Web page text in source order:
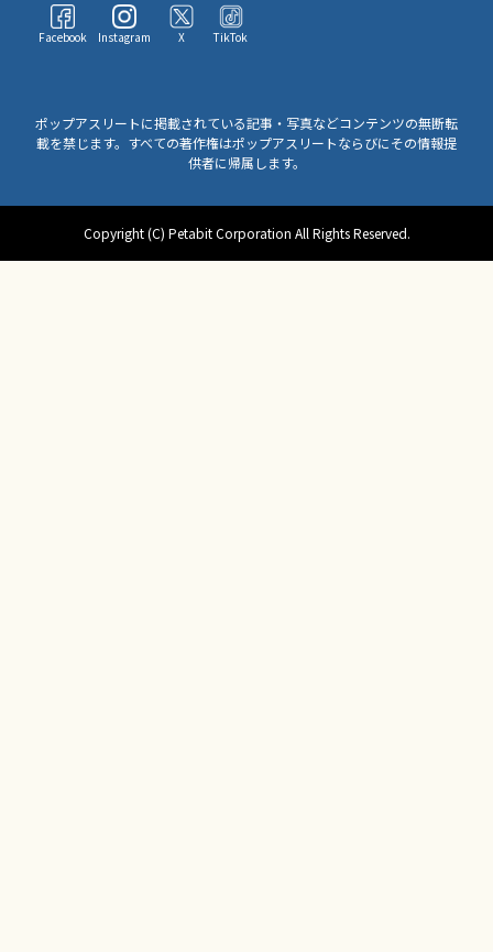
Facebook Instagram X TikTok
ポップアスリートに掲載されている記事・写真などコンテンツの無断転
載を禁じます。すべての著作権はポップアスリートならびにその情報提
供者に帰属します。
Copyright (C) Petabit Corporation All Rights Reserved.